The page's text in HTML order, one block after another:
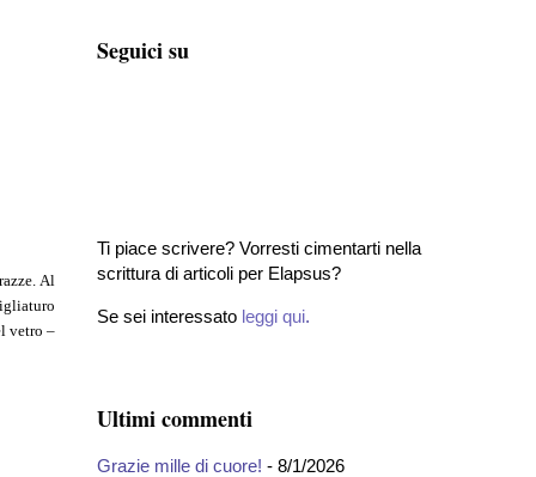
Al
vetro –
Seguici su
Ti piace scrivere? Vorresti cimentarti nella
scrittura di articoli per Elapsus?
Se sei interessato leggi qui.
Ultimi commenti
Grazie mille di cuore! - 8/1/2026